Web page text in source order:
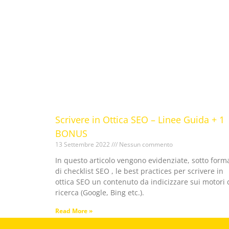
Scrivere in Ottica SEO – Linee Guida + 1
BONUS
13 Settembre 2022 Nessun commento
In questo articolo vengono evidenziate, sotto
di checklist SEO , le best practices per scrivere in
ottica SEO un contenuto da indicizzare sui motori
ricerca (Google, Bing etc.).
Read More »